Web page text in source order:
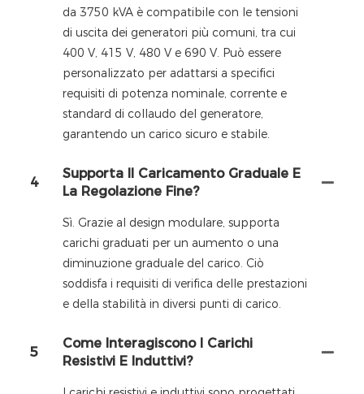
da 3750 kVA è compatibile con le tensioni
di uscita dei generatori più comuni, tra cui
400 V, 415 V, 480 V e 690 V. Può essere
personalizzato per adattarsi a specifici
requisiti di potenza nominale, corrente e
standard di collaudo del generatore,
garantendo un carico sicuro e stabile.
4
Supporta Il Caricamento Graduale E
La Regolazione Fine?
Sì. Grazie al design modulare, supporta
carichi graduati per un aumento o una
diminuzione graduale del carico. Ciò
soddisfa i requisiti di verifica delle prestazioni
e della stabilità in diversi punti di carico.
5
Come Interagiscono I Carichi
Resistivi E Induttivi?